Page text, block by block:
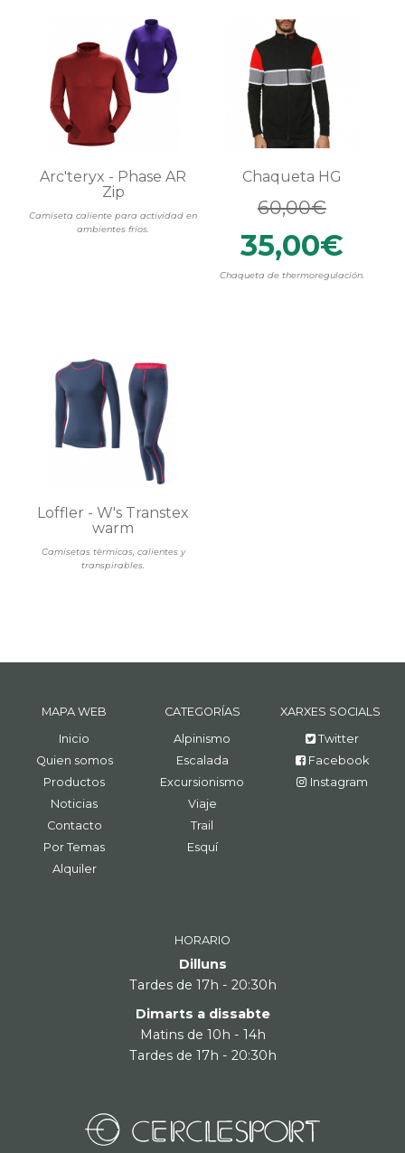
Camiseta caliente para actividad en
ambientes frios.
Arc'teryx - Phase AR
Zip
Chaqueta de thermoregulación.
Chaqueta HG
60,00€
35,00€
Camisetas tèrmicas, calientes y
transpirables.
Loffler - W's Transtex
warm
MAPA WEB
Inicio
Quien somos
Productos
Noticias
Contacto
Por Temas
Alquiler
CATEGORÍAS
Alpinismo
Escalada
Excursionismo
Viaje
Trail
Esquí
XARXES SOCIALS
Twitter
Facebook
Instagram
HORARIO
Dilluns
Tardes de 17h - 20:30h
Dimarts a dissabte
Matins de 10h - 14h
Tardes de 17h - 20:30h